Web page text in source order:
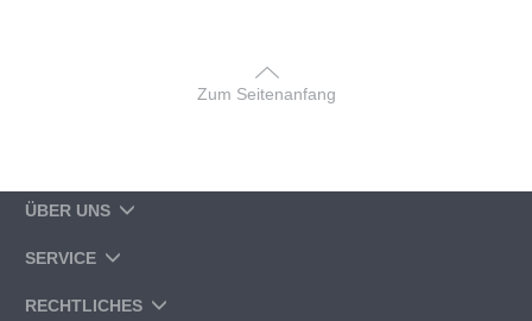
Zum Seitenanfang
ÜBER UNS
SERVICE
RECHTLICHES